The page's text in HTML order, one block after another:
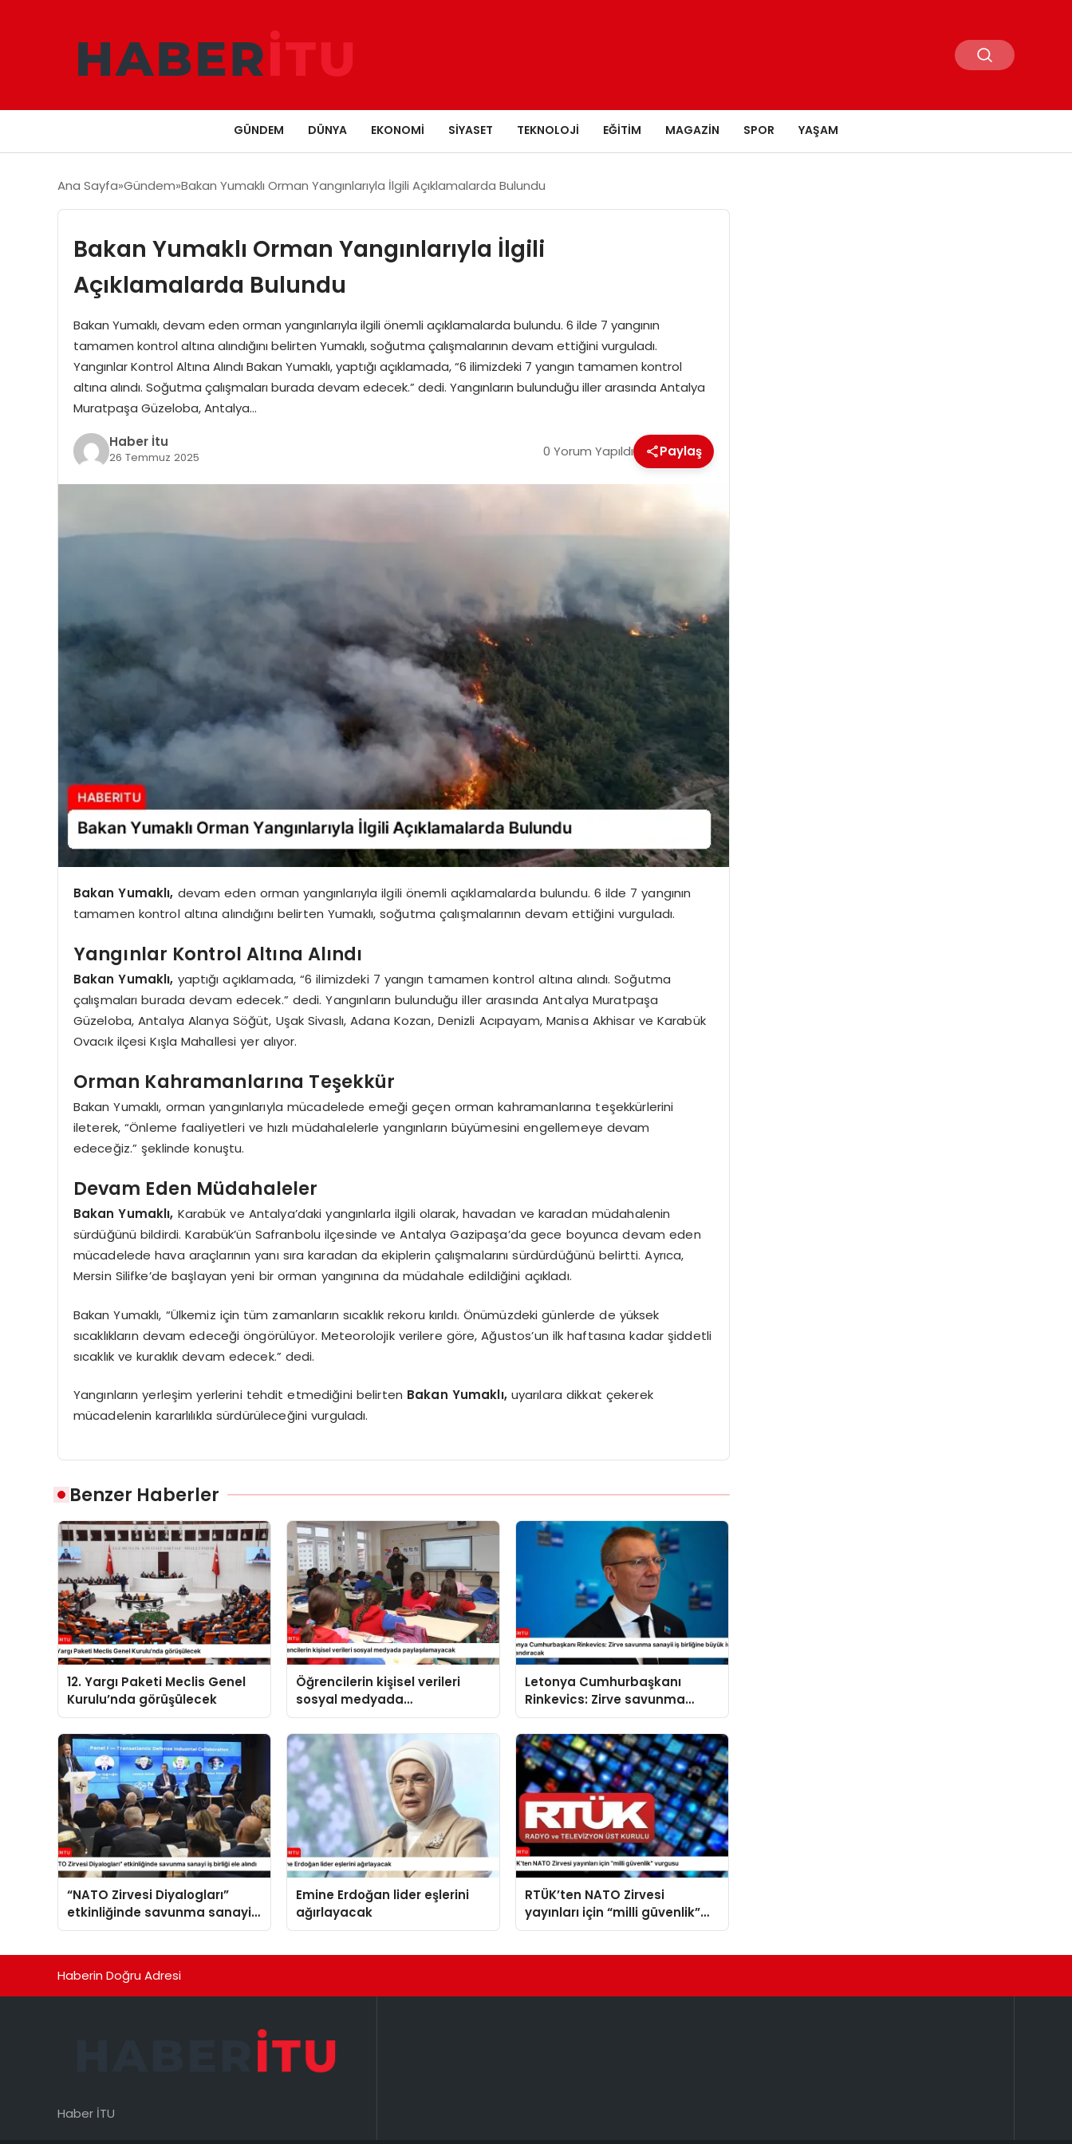
GÜNDEM DÜNYA EKONOMI SIYASET TEKNOLOJI EĞITIM MAGAZIN SPOR YAŞAM
Ana Sayfa Gündem Bakan Yumaklı Orman Yangınlarıyla İlgili Açıklamalarda Bulundu
Bakan Yumaklı Orman Yangınlarıyla İlgili
Açıklamalarda Bulundu
Bakan Yumaklı, devam eden orman yangınlarıyla ilgili önemli açıklamalarda bulundu. 6 ilde 7 yangının
tamamen kontrol altına alındığını belirten Yumaklı, soğutma çalışmalarının devam ettiğini vurguladı.
Yangınlar Kontrol Altına Alındı Bakan Yumaklı, yaptığı açıklamada, “6 ilimizdeki 7 yangın tamamen kontrol
altına alındı. Soğutma çalışmaları burada devam edecek.” dedi. Yangınların bulunduğu iller arasında Antalya
Muratpaşa Güzeloba, Antalya…
Haber İtu
26 Temmuz 2025 0 Yorum Yapıldı Paylaş
Bakan Yumaklı, devam eden orman yangınlarıyla ilgili önemli açıklamalarda bulundu. 6 ilde 7 yangının
tamamen kontrol altına alındığını belirten Yumaklı, soğutma çalışmalarının devam ettiğini vurguladı.
Yangınlar Kontrol Altına Alındı
Bakan Yumaklı, yaptığı açıklamada, “6 ilimizdeki 7 yangın tamamen kontrol altına alındı. Soğutma
çalışmaları burada devam edecek.” dedi. Yangınların bulunduğu iller arasında Antalya Muratpaşa
Güzeloba, Antalya Alanya Söğüt, Uşak Sivaslı, Adana Kozan, Denizli Acıpayam, Manisa Akhisar ve Karabük
Ovacık ilçesi Kışla Mahallesi yer alıyor.
Orman Kahramanlarına Teşekkür
Bakan Yumaklı, orman yangınlarıyla mücadelede emeği geçen orman kahramanlarına teşekkürlerini
ileterek, “Önleme faaliyetleri ve hızlı müdahalelerle yangınların büyümesini engellemeye devam
edeceğiz.” şeklinde konuştu.
Devam Eden Müdahaleler
Bakan Yumaklı, Karabük ve Antalya’daki yangınlarla ilgili olarak, havadan ve karadan müdahalenin
sürdüğünü bildirdi. Karabük’ün Safranbolu ilçesinde ve Antalya Gazipaşa’da gece boyunca devam eden
mücadelede hava araçlarının yanı sıra karadan da ekiplerin çalışmalarını sürdürdüğünü belirtti. Ayrıca,
Mersin Silifke’de başlayan yeni bir orman yangınına da müdahale edildiğini açıkladı.
Bakan Yumaklı, “Ülkemiz için tüm zamanların sıcaklık rekoru kırıldı. Önümüzdeki günlerde de yüksek
sıcaklıkların devam edeceği öngörülüyor. Meteorolojik verilere göre, Ağustos’un ilk haftasına kadar şiddetli
sıcaklık ve kuraklık devam edecek.” dedi.
Yangınların yerleşim yerlerini tehdit etmediğini belirten Bakan Yumaklı,uyarılara dikkat çekerek
mücadelenin kararlılıkla sürdürüleceğini vurguladı.
Benzer Haberler
12. Yargı Paketi Meclis Genel
Kurulu’nda görüşülecek
Öğrencilerin kişisel verileri
sosyal medyada
paylaşılamayacak
Letonya Cumhurbaşkanı
Rinkevics: Zirve savunma
sanayii iş birliğine büyük ivme
kazandıracak
“NATO Zirvesi Diyalogları”
etkinliğinde savunma sanayi
iş birliği ele alındı
Emine Erdoğan lider eşlerini
ağırlayacak
RTÜK’ten NATO Zirvesi
yayınları için “milli güvenlik”
vurgusu
Haberin Doğru Adresi
Haber İTU